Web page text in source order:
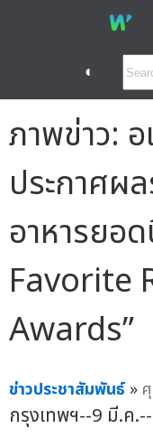
◐
ภาพข่าว:
ประกาศผ
อาหารยอ
Favorite
Awards”
ข่าวประชาสัมพันธ์ »
กรุงเทพฯ--9 มี.ค